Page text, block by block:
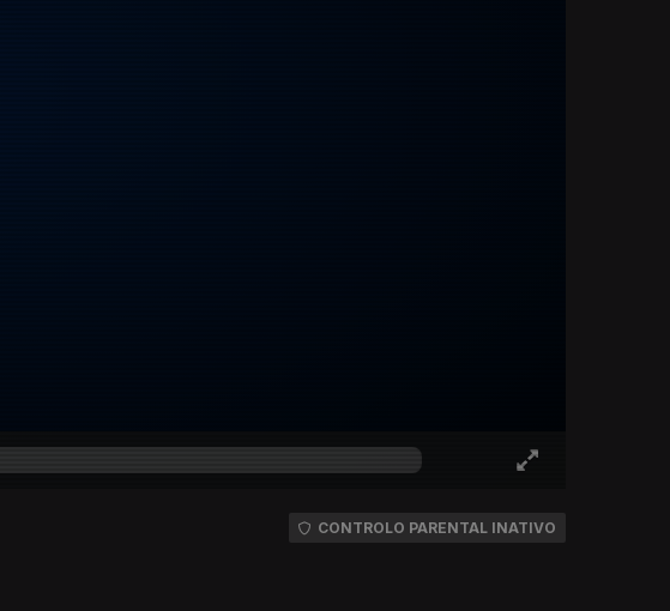
CONTROLO PARENTAL INATIVO